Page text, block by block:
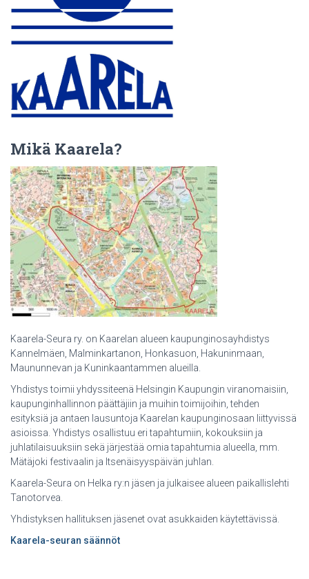
Mikä Kaarela?
Kaarela-Seura ry. on Kaarelan alueen kaupunginosayhdistys
Kannelmäen, Malminkartanon, Honkasuon, Hakuninmaan,
Maununnevan ja Kuninkaantammen alueilla.
Yhdistys toimii yhdyssiteenä Helsingin Kaupungin viranomaisiin,
kaupunginhallinnon päättäjiin ja muihin toimijoihin, tehden
esityksiä ja antaen lausuntoja Kaarelan kaupunginosaan liittyvissä
asioissa. Yhdistys osallistuu eri tapahtumiin, kokouksiin ja
juhlatilaisuuksiin sekä järjestää omia tapahtumia alueella, mm.
Mätäjoki festivaalin ja Itsenäisyyspäivän juhlan.
Kaarela-Seura on Helka ry:n jäsen ja julkaisee alueen paikallislehti
Tanotorvea.
Yhdistyksen hallituksen jäsenet ovat asukkaiden käytettävissä.
Kaarela-seuran säännöt